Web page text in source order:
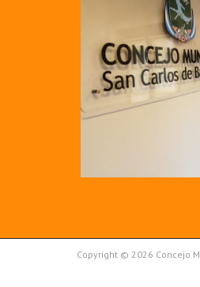
Copyright © 2026 Concejo